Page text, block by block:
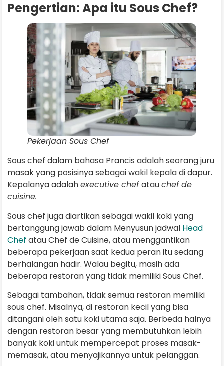
Pengertian: Apa itu Sous Chef?
Pekerjaan Sous Chef
Sous chef dalam bahasa Prancis adalah seorang juru
masak yang posisinya sebagai wakil kepala di dapur.
Kepalanya adalahexecutive chefatauchef de
cuisine.
Sous chef juga diartikan sebagai wakil koki yang
bertanggung jawab dalam Menyusun jadwal Head
Chef atau Chef de Cuisine, atau menggantikan
beberapa pekerjaan saat kedua peran itu sedang
berhalangan hadir. Walau begitu, masih ada
beberapa restoran yang tidak memiliki Sous Chef.
Sebagai tambahan, tidak semua restoran memiliki
sous chef. Misalnya, di restoran kecil yang bisa
ditangani oleh satu koki utama saja. Berbeda halnya
dengan restoran besar yang membutuhkan lebih
banyak koki untuk mempercepat proses masak-
memasak, atau menyajikannya untuk pelanggan.